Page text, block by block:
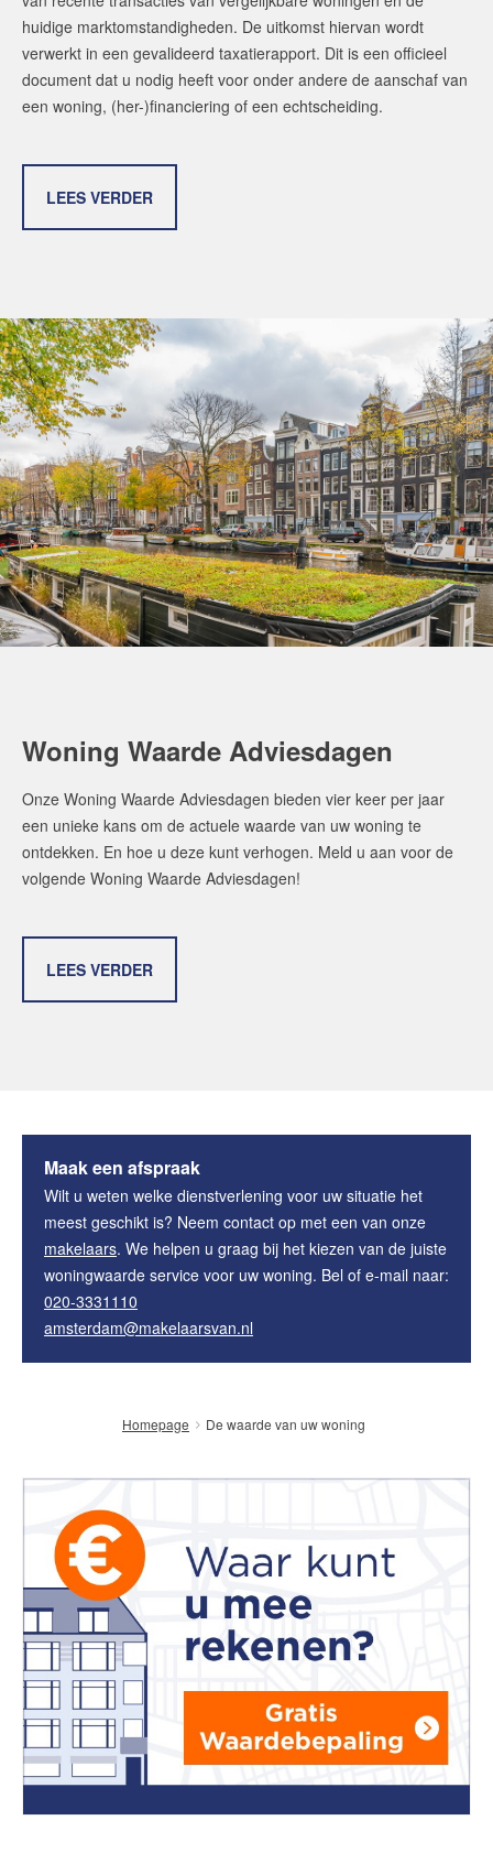
huidige marktomstandigheden. De uitkomst hiervan wordt
verwerkt in een gevalideerd taxatierapport. Dit is een officieel
document dat u nodig heeft voor onder andere de aanschaf van
een woning, (her-)financiering of een echtscheiding.
LEES VERDER
Woning Waarde Adviesdagen
Onze Woning Waarde Adviesdagen bieden vier keer per jaar
een unieke kans om de actuele waarde van uw woning te
ontdekken. En hoe u deze kunt verhogen. Meld u aan voor de
volgende Woning Waarde Adviesdagen!
LEES VERDER
Maak een afspraak
Wilt u weten welke dienstverlening voor uw situatie het
meest geschikt is? Neem contact op met een van onze
makelaars. We helpen u graag bij het kiezen van de juiste
woningwaarde service voor uw woning. Bel of e-mail naar:
020-3331110
amsterdam@makelaarsvan.nl
Homepage De waarde van uw woning